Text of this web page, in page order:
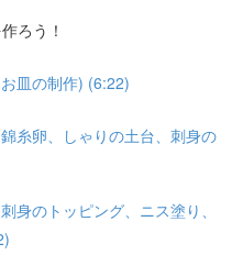
ろう！
皿の制作) (6:22)
糸卵、しゃりの土台、刺身の
身のトッピング、ニス塗り、